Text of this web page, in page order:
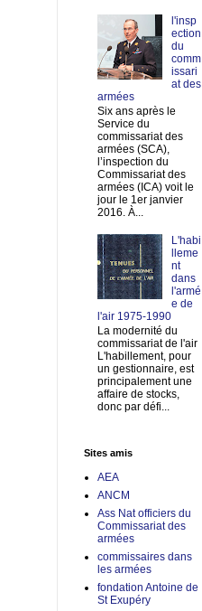
l'insp
ection
du
comm
issari
at des
armées
Six ans après le
Service du
commissariat des
armées (SCA),
l’inspection du
Commissariat des
armées (ICA) voit le
jour le 1er janvier
2016. À...
L'habi
lleme
nt
dans
l'armé
e de
l'air 1975-1990
La modernité du
commissariat de l'air
L'habillement, pour
un gestionnaire, est
principalement une
affaire de stocks,
donc par défi...
Sites amis
AEA
ANCM
Ass Nat officiers du
Commissariat des
armées
commissaires dans
les armées
fondation Antoine de
St Exupéry